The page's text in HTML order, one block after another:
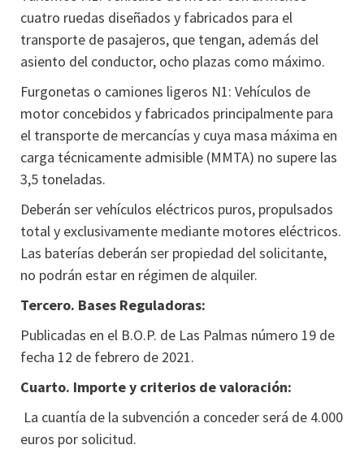
cuatro ruedas diseñados y fabricados para el
transporte de pasajeros, que tengan, además del
asiento del conductor, ocho plazas como máximo.
Furgonetas o camiones ligeros N1: Vehículos de
motor concebidos y fabricados principalmente para
el transporte de mercancías y cuya masa máxima en
carga técnicamente admisible (MMTA) no supere las
3,5 toneladas.
Deberán ser vehículos eléctricos puros, propulsados
total y exclusivamente mediante motores eléctricos.
Las baterías deberán ser propiedad del solicitante,
no podrán estar en régimen de alquiler.
Tercero. Bases Reguladoras:
Publicadas en el B.O.P. de Las Palmas número 19 de
fecha 12 de febrero de 2021.
Cuarto. Importe y criterios de valoración:
La cuantía de la subvención a conceder será de 4.000
euros por solicitud.